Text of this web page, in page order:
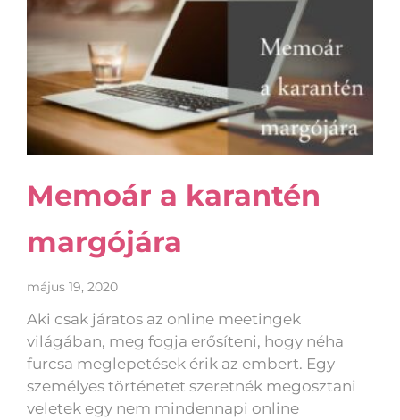
Memoár a karantén
margójára
május 19, 2020
Aki csak járatos az online meetingek
világában, meg fogja erősíteni, hogy néha
furcsa meglepetések érik az embert. Egy
személyes történetet szeretnék megosztani
veletek egy nem mindennapi online